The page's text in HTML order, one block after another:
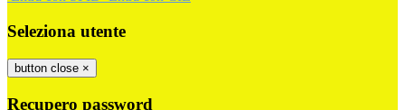
Seleziona utente
button close ×
Recupero password